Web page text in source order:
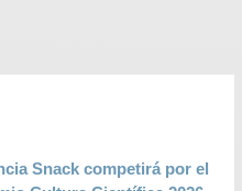
Snack competirá por el